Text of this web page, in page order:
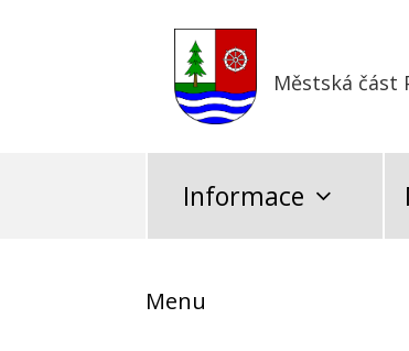
Městská část
Informace
Menu